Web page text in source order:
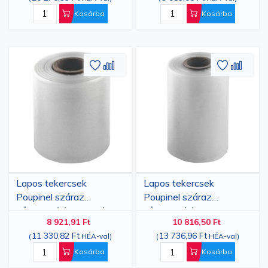
Kosárba
Kosárba
Lapos tekercsek
Poupinel száraz
hősterilizáláshoz, méret
76 mm x 30,5 m
8 921,91 Ft
( 11 330,82 Ft HÉA-val)
Kosárba
Hozzáadás
a
Hozzáadás
Lapos tekercsek
Poupinel száraz
hősterilizáláshoz,
102mm x 30.5m
10 816,50 Ft
( 13 736,96 Ft HÉA-val)
Kosárba
a